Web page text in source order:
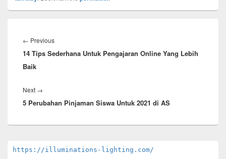
navigation
← PreviousPrevious
post:
14 Tips Sederhana Untuk Pengajaran Online Yang Lebih
Baik
Next →
post:
5 Perubahan Pinjaman Siswa Untuk 2021 di AS
Primary
Sidebar
https://illuminations-lighting.com/